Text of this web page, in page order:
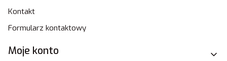
Kontakt
Formularz kontaktowy
Moje konto